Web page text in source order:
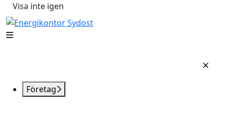
Visa inte igen
Företag